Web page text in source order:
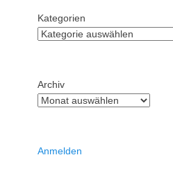
Kategorien
Archiv
Anmelden